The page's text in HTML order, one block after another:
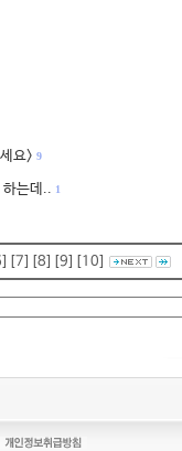
요> 9
하는데.. 1
[7] [8] [9] [10]